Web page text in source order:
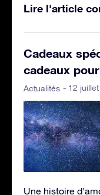
Lire l'article
Cadeaux
cadeaux
Actualités - 12
Une histoire